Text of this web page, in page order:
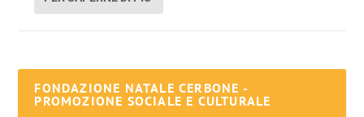
FONDAZIONE NATALE CERBONE -
PROMOZIONE SOCIALE E CULTURALE